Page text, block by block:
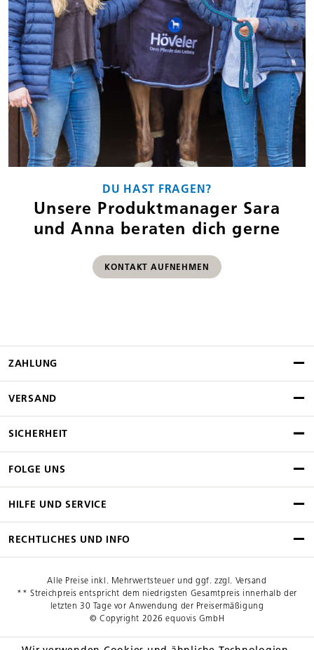
DU HAST FRAGEN?
Unsere Produktmanager Sara
und Anna beraten dich gerne
KONTAKT AUFNEHMEN
ZAHLUNG
VERSAND
SICHERHEIT
FOLGE UNS
HILFE UND SERVICE
RECHTLICHES UND INFO
Alle Preise inkl. Mehrwertsteuer und ggf. zzgl. Versand
** Streichpreis entspricht dem niedrigsten Gesamtpreis innerhalb der
letzten 30 Tage vor Anwendung der Preisermäßigung
© Copyright 2026 equovis GmbH